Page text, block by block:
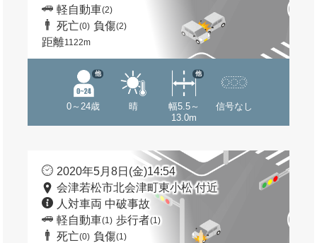
軽自動車(2)
死亡(0) 負傷(2)
距離1122m
0～24歳
他
晴
幅5.5～
13.0m
他
信号なし
2020年5月8日(金)14:54
会津若松市北会津町東小松 付近
人対車両 中破事故
軽自動車(1) 歩行者(1)
死亡(0) 負傷(1)